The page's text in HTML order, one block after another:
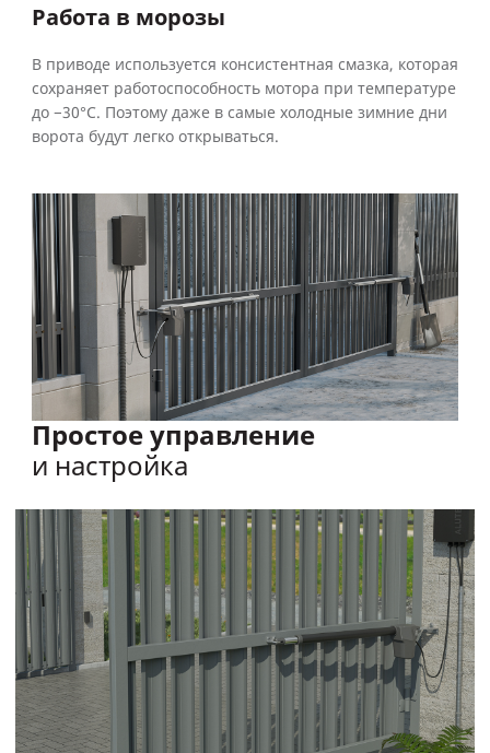
Работа в морозы
В приводе используется консистентная смазка, которая
сохраняет работоспособность мотора при температуре
до −30°С. Поэтому даже в самые холодные зимние дни
ворота будут легко открываться.
Простое управление
и настройка